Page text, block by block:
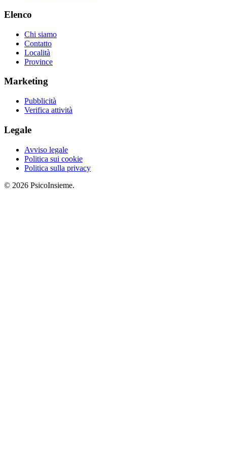
Elenco
Chi siamo
Contatto
Località
Province
Marketing
Pubblicità
Verifica attività
Legale
Avviso legale
Politica sui cookie
Politica sulla privacy
© 2026 PsicoInsieme.